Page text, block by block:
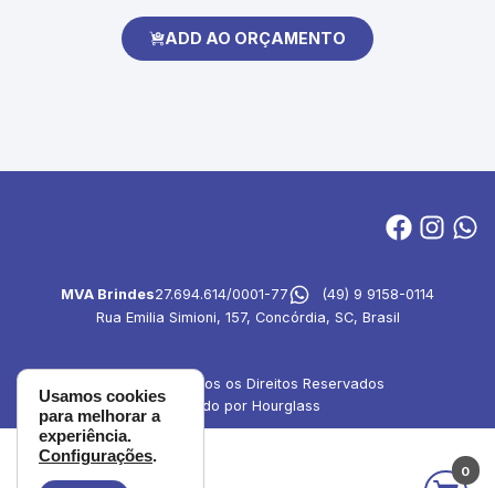
ADD AO ORÇAMENTO
MVA Brindes27.694.614/0001-77
(49) 9 9158-0114
Rua Emilia Simioni, 157, Concórdia, SC, Brasil
0
© 2024 - Todos os Direitos Reservados
Criado por Hourglass
Usamos cookies
para melhorar a
experiência.
Configurações.